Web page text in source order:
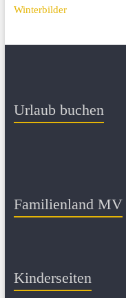
Winterbilder
Urlaub buchen
Familienland MV
Kinderseiten